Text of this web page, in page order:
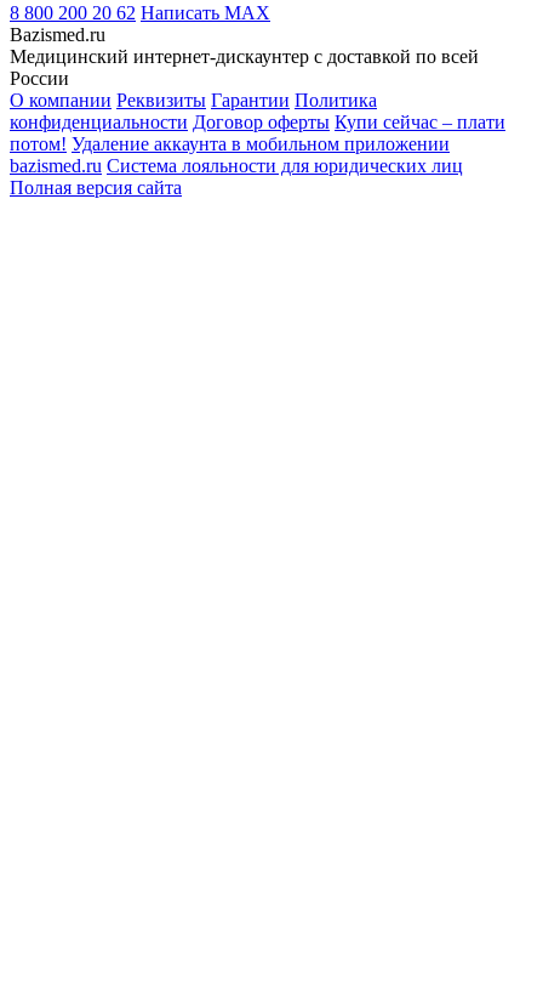
8 800 200 20 62 Написать MAX
Bazismed.ru
Медицинский интернет-дискаунтер с доставкой по всей
России
О компании Реквизиты Гарантии Политика
конфиденциальности Договор оферты Купи сейчас – плати
потом! Удаление аккаунта в мобильном приложении
bazismed.ru Система лояльности для юридических лиц
Полная версия сайта